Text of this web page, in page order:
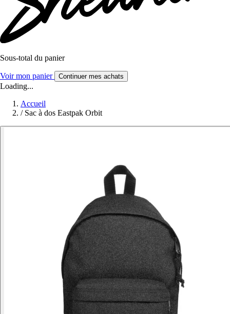
Sous-total du panier
Voir mon panier Continuer mes achats
Loading...
Accueil
/ Sac à dos Eastpak Orbit